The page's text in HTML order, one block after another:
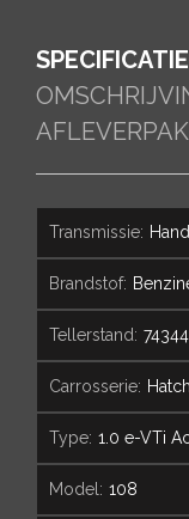
transmissie:
brandstof:
tellerstand:
carrosserie:
type: 1.0 e-VTi
model: 108